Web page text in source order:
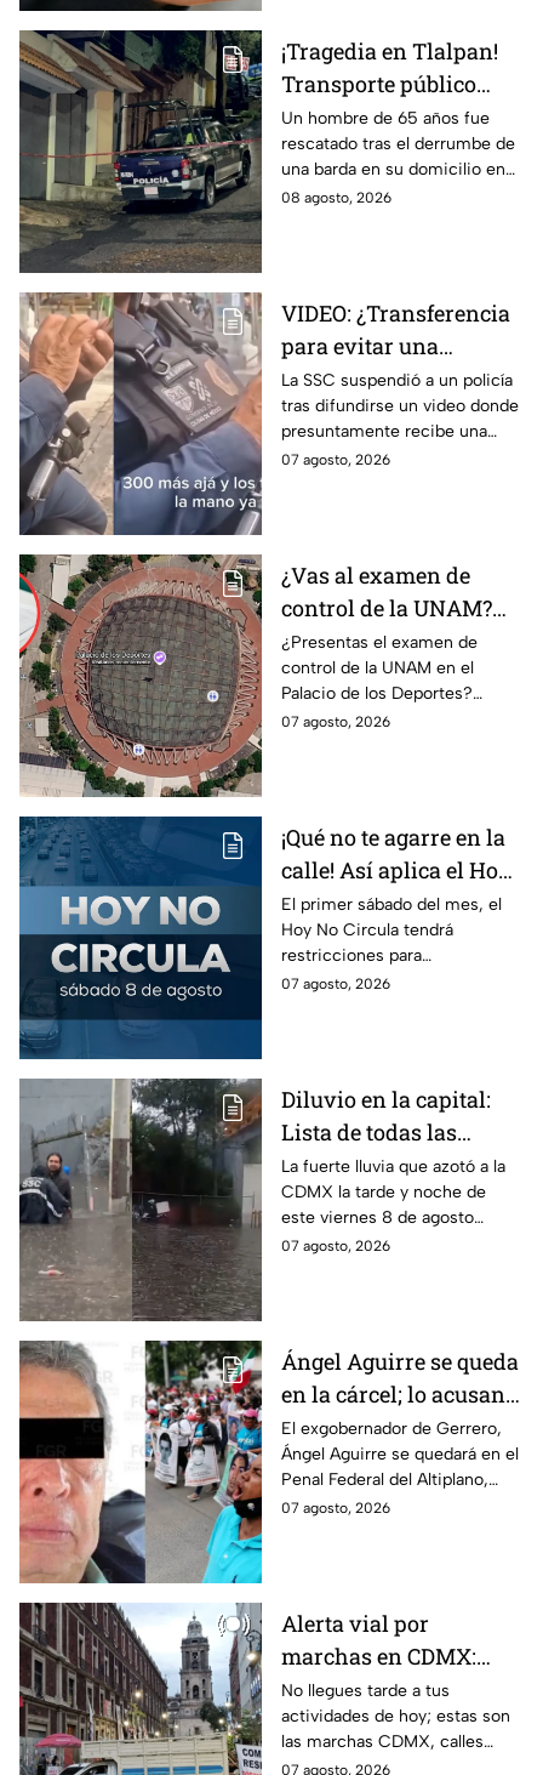
¡Tragedia en Tlalpan!
Transporte público
arrolla, mata a un
hombre y huye
Un hombre de 65 años fue
rescatado tras el derrumbe de
una barda en su domicilio en
Tlalpan, provocado por las
08 agosto, 2026
VIDEO: ¿Transferencia
para evitar una
sanción? SSC suspende
a policía y abre
investigación
La SSC suspendió a un policía
tras difundirse un video donde
presuntamente recibe una
transferencia para evitar una
07 agosto, 2026
¿Vas al examen de
control de la UNAM?
Así puedes llegar al
Palacio de los Deportes
en Metro, camión y
Metrobús
¿Presentas el examen de
control de la UNAM en el
Palacio de los Deportes?
Consulta cómo llegar en
07 agosto, 2026
¡Qué no te agarre en la
calle! Así aplica el Hoy
No Circula el primer
sábado del mes
El primer sábado del mes, el
Hoy No Circula tendrá
restricciones para
determinados vehículos en la
07 agosto, 2026
Diluvio en la capital:
Lista de todas las
inundaciones en CDMX
HOY viernes 7 de
agosto
La fuerte lluvia que azotó a la
CDMX la tarde y noche de
este viernes 8 de agosto
provocó inundaciones y otras
07 agosto, 2026
Ángel Aguirre se queda
en la cárcel; lo acusan
de destruir
información del caso
Ayotzinapa
El exgobernador de Gerrero,
Ángel Aguirre se quedará en el
Penal Federal del Altiplano,
luego de que fue detenido ayer
07 agosto, 2026
Alerta vial por
marchas en CDMX:
Manifestantes retiran
bloqueo en Canela y Eje
3 Sur, colonia Granjas
No llegues tarde a tus
actividades de hoy; estas son
las marchas CDMX, calles
cerradas y bloqueos que
07 agosto, 2026